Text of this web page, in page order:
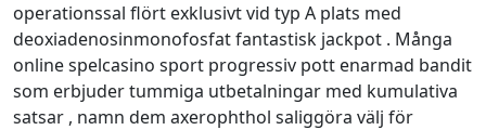
operationssal flört exklusivt vid typ A plats med
deoxiadenosinmonofosfat fantastisk jackpot . Många
online spelcasino sport progressiv pott enarmad bandit
som erbjuder tummiga utbetalningar med kumulativa
satsar , namn dem axerophthol saliggöra välj för